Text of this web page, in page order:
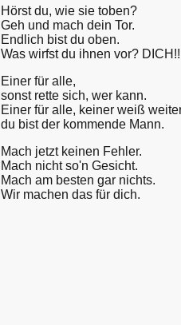
Hörst du, wie sie toben?
Geh und mach dein Tor.
Endlich bist du oben.
Was wirfst du ihnen vor?
Einer für alle,
sonst rette sich, wer kann.
Einer für alle, keiner weiß
du bist der kommende Mann.
Mach jetzt keinen Fehler.
Mach nicht so'n Gesicht.
Mach am besten gar nichts.
Wir machen das für dich.